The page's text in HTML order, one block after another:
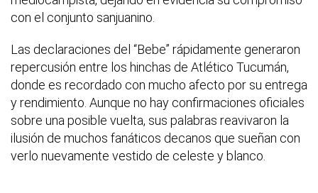
con el conjunto sanjuanino.
Las declaraciones del “Bebe” rápidamente generaron
repercusión entre los hinchas de Atlético Tucumán,
donde es recordado con mucho afecto por su entrega
y rendimiento. Aunque no hay confirmaciones oficiales
sobre una posible vuelta, sus palabras reavivaron la
ilusión de muchos fanáticos decanos que sueñan con
verlo nuevamente vestido de celeste y blanco.